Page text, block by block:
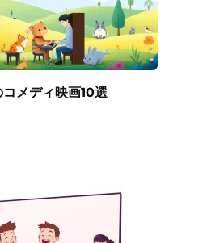
メディ映画10選